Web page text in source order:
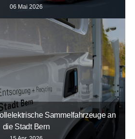
06 Mai 2026
Sammelfahrzeuge an
die Stadt Bern